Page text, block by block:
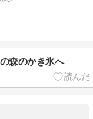
森のかき氷へ